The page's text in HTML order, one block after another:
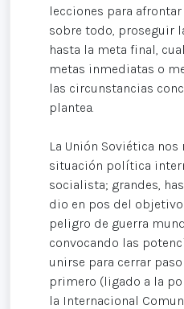
lecciones para
sobre todo, proseguir
hasta la meta final,
metas inmediatas o
las circunstancias
plantea.
La Unión Soviética
situación política
socialista; grandes,
dio en pos del
peligro de guerra
convocando las
unirse para cerrar
primero (ligado a la
la Internacional